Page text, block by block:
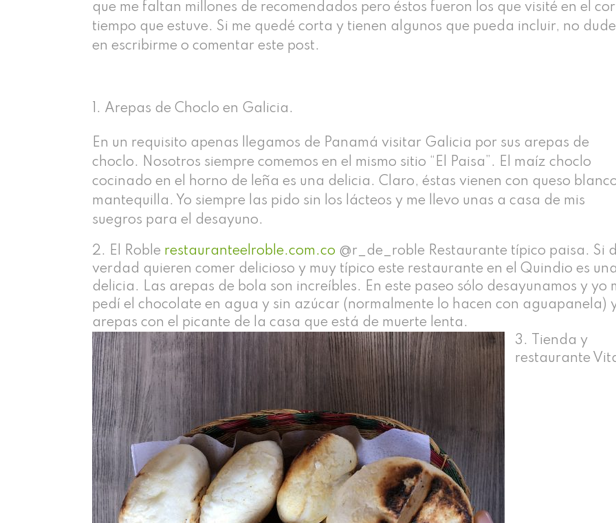
que me faltan millones de recomendados pero éstos fueron los que visité en el
tiempo que estuve. Si me quedé corta y tienen algunos que pueda incluir, no
en escribirme o comentar este post.
Arepas de Choclo en Galicia.
En un requisito apenas llegamos de Panamá visitar Galicia por sus arepas de
choclo. Nosotros siempre comemos en el mismo sitio “El Paisa”. El maíz choclo
cocinado en el horno de leña es una delicia. Claro, éstas vienen con queso
mantequilla. Yo siempre las pido sin los lácteos y me llevo unas a casa de mis
suegros para el desayuno.
El Roble restauranteelroble.com.co @r_de_roble Restaurante típico paisa. Si
verdad quieren comer delicioso y muy típico este restaurante en el Quindio es una
delicia. Las arepas de bola son increíbles. En este paseo sólo desayunamos y yo
pedí el chocolate en agua y sin azúcar (normalmente lo hacen con aguapanela)
arepas con el picante de la casa que está de muerte lenta.
Tienda y
restaurante